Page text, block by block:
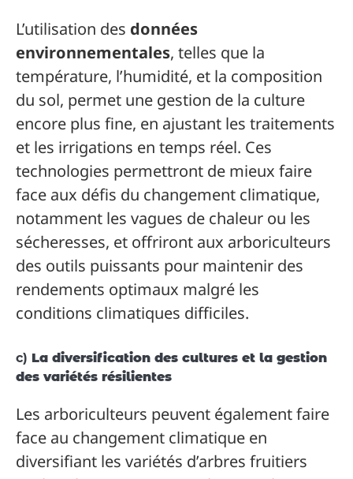
L’utilisation des données
environnementales, telles que la
température, l’humidité, et la composition
du sol, permet une gestion de la culture
encore plus fine, en ajustant les traitements
et les irrigations en temps réel. Ces
technologies permettront de mieux faire
face aux défis du changement climatique,
notamment les vagues de chaleur ou les
sécheresses, et offriront aux arboriculteurs
des outils puissants pour maintenir des
rendements optimaux malgré les
conditions climatiques difficiles.
c) La diversification des cultures et la gestion
des variétés résilientes
Les arboriculteurs peuvent également faire
face au changement climatique en
diversifiant les variétés d’arbres fruitiers